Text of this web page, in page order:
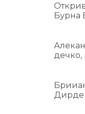
Бурна
дечко,